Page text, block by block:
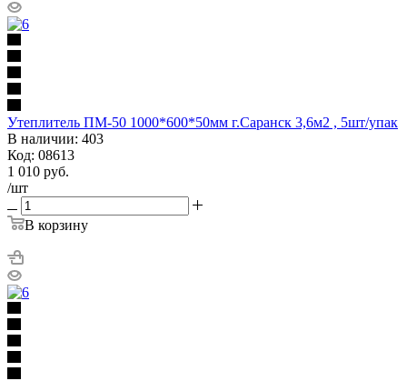
Утеплитель ПМ-50 1000*600*50мм г.Саранск 3,6м2 , 5шт/упак
В наличии: 403
Код: 08613
1 010 руб.
/шт
В корзину